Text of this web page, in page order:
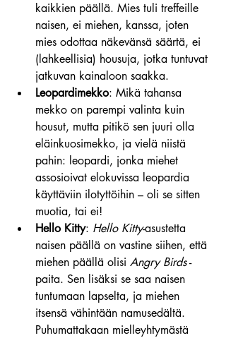
kaikkien päällä. Mies tuli treffeille
naisen, ei miehen, kanssa, joten
mies odottaa näkevänsä säärtä, ei
(lahkeellisia) housuja, jotka tuntuvat
jatkuvan kainaloon saakka.
Leopardimekko: Mikä tahansa
mekko on parempi valinta kuin
housut, mutta pitikö sen juuri olla
eläinkuosimekko, ja vielä niistä
pahin: leopardi, jonka miehet
assosioivat elokuvissa leopardia
käyttäviin ilotyttöihin – oli se sitten
muotia, tai ei!
Hello Kitty: Hello Kitty-asustetta
naisen päällä on vastine siihen, että
miehen päällä olisi Angry Birds -
paita. Sen lisäksi se saa naisen
tuntumaan lapselta, ja miehen
itsensä vähintään namusedältä.
Puhumattakaan mielleyhtymästä